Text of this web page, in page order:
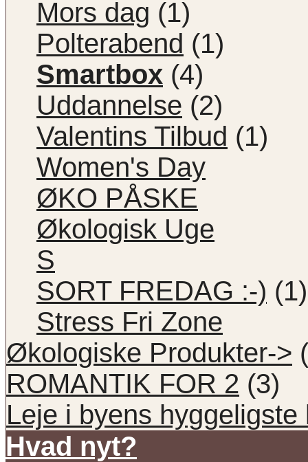
Mors dag (1)
Polterabend (1)
Smartbox (4)
Uddannelse (2)
Valentins Tilbud (1)
Women's Day
ØKO PÅSKE
Økologisk Uge
S
SORT FREDAG :-) (1)
Stress Fri Zone
Økologiske Produkter->
ROMANTIK FOR 2 (3)
Leje i byens hyggeligste
Hvad nyt?